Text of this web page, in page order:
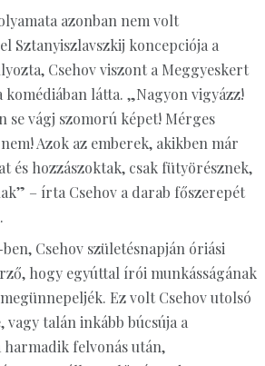
azonban nem volt
Sztanyiszlavszkij koncepciója a
Csehov viszont a Meggyeskert
látta. „Nagyon vigyázz!
se vágj szomorú képet! Mérges
Azok az emberek, akikben már
és hozzászoktak, csak fütyörésznek,
– írta Csehov a darab főszerepét
Csehov születésnapján óriási
hogy egyúttal írói munkásságának
Ez volt Csehov utolsó
vagy talán inkább búcsúja a
felvonás után,